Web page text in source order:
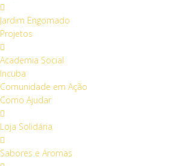
Jardim Engomado
Projetos
Academia Social
Incuba
Comunidade em Ação
Como Ajudar
Loja Solidária
Sabores e Aromas